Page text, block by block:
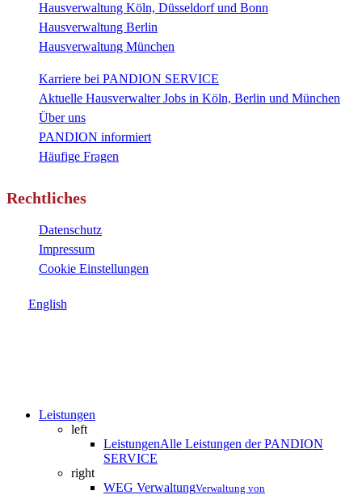
Hausverwaltung Köln, Düsseldorf und Bonn
Hausverwaltung Berlin
Hausverwaltung München
Karriere bei PANDION SERVICE
Aktuelle Hausverwalter Jobs in Köln, Berlin und München
Über uns
PANDION informiert
Häufige Fragen
Rechtliches
Datenschutz
Impressum
Cookie Einstellungen
English
Close
Leistungen
left
LeistungenAlle Leistungen der PANDION
SERVICE
right
WEG VerwaltungVerwaltung von